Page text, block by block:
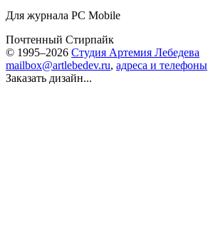
Для журнала PC Mobile
Почтенный Стирпайк
© 1995–2026 Студия Артемия Лебедева
mailbox@artlebedev.ru, адреса и телефоны
Заказать дизайн...